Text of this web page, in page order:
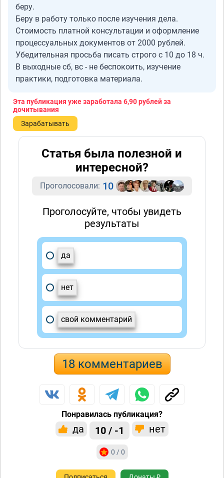
беру.
Беру в работу только после изучения дела.
Стоимость платной консультации и оформление
процессуальных документов от 2000 рублей.
Убедительная просьба писать строго с 10 до 18 ч.
В выходные сб, вс - не беспокоить, изучение
практики, подготовка материала.
Эта публикация уже заработала 6,90 рублейза
дочитывания
Зарабатывать
Статья была полезной и
интересной?
Проголосовали: 10
Проголосуйте, чтобы увидеть
результаты
да
нет
свой комментарий
18 комментариев
Понравилась публикация?
да 10 / -1 нет
0 / 0